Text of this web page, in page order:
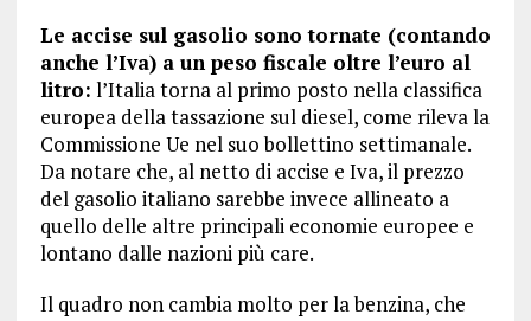
Le accise sul gasolio sono tornate (contando
anche l’Iva) a un peso fiscale oltre l’euro al
litro: l’Italia torna al primo posto nella classifica
europea della tassazione sul diesel, come rileva la
Commissione Ue nel suo bollettino settimanale.
Da notare che, al netto di accise e Iva, il prezzo
del gasolio italiano sarebbe invece allineato a
quello delle altre principali economie europee e
lontano dalle nazioni più care.
Il quadro non cambia molto per la benzina, che